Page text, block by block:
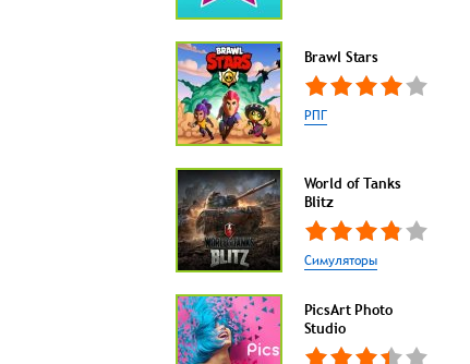
Brawl Stars
РПГ
World of Tanks
Blitz
Симуляторы
PicsArt Photo
Studio